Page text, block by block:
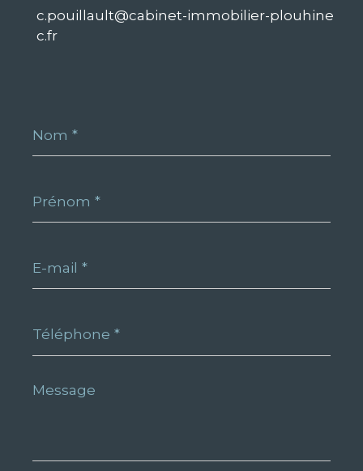
c.pouillault@cabinet-immobilier-plouhine
c.fr
*
*
mail
*
*
Message
*